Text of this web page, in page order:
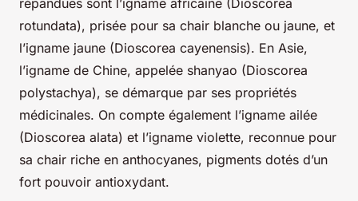
rotundata), prisée pour sa chair blanche ou jaune, et
l’igname jaune (Dioscorea cayenensis). En Asie,
l’igname de Chine, appelée shanyao (Dioscorea
polystachya), se démarque par ses propriétés
médicinales. On compte également l’igname ailée
(Dioscorea alata) et l’igname violette, reconnue pour
sa chair riche en anthocyanes, pigments dotés d’un
fort pouvoir antioxydant.